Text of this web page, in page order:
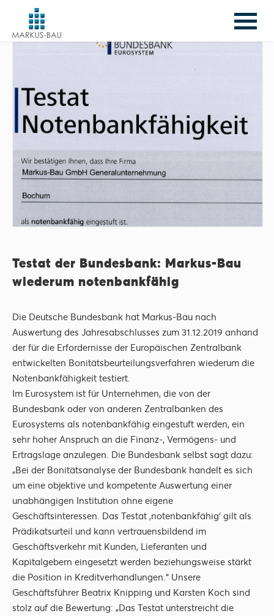
Testat der Bundesbank: Markus-Bau
wiederum notenbankfähig
Die Deutsche Bundesbank hat Markus-Bau nach
Auswertung des Jahresabschlusses zum 31.12.2019 anhand
der für die Erfordernisse der Europäischen Zentralbank
entwickelten Bonitätsbeurteilungsverfahren wiederum die
Notenbankfähigkeit testiert.
Im Eurosystem ist für Unternehmen, die von der
Bundesbank oder von anderen Zentralbanken des
Eurosystems als notenbankfähig eingestuft werden, ein
sehr hoher Anspruch an die Finanz-, Vermögens- und
Ertragslage anzulegen. Die Bundesbank selbst sagt dazu:
„Bei der Bonitätsanalyse der Bundesbank handelt es sich
um eine objektive und kompetente Auswertung einer
unabhängigen Institution ohne eigene
Geschäftsinteressen. Das Testat ‚notenbankfähig‘ gilt als
Prädikatsurteil und kann vertrauensbildend im
Geschäftsverkehr mit Kunden, Lieferanten und
Kapitalgebern eingesetzt werden beziehungsweise stärkt
die Position in Kreditverhandlungen.“ Unsere
Geschäftsführer Beatrix Knipping und Karsten Koch sind
stolz auf die Bewertung: „Das Testat unterstreicht die